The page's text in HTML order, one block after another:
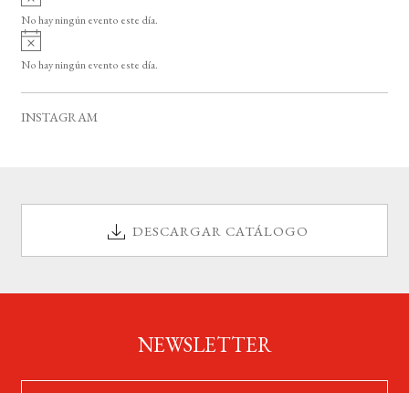
o
v
i
o
No hay ningún evento este día.
A
v
i
No hay ningún evento este día.
INSTAGRAM
DESCARGAR CATÁLOGO
NEWSLETTER